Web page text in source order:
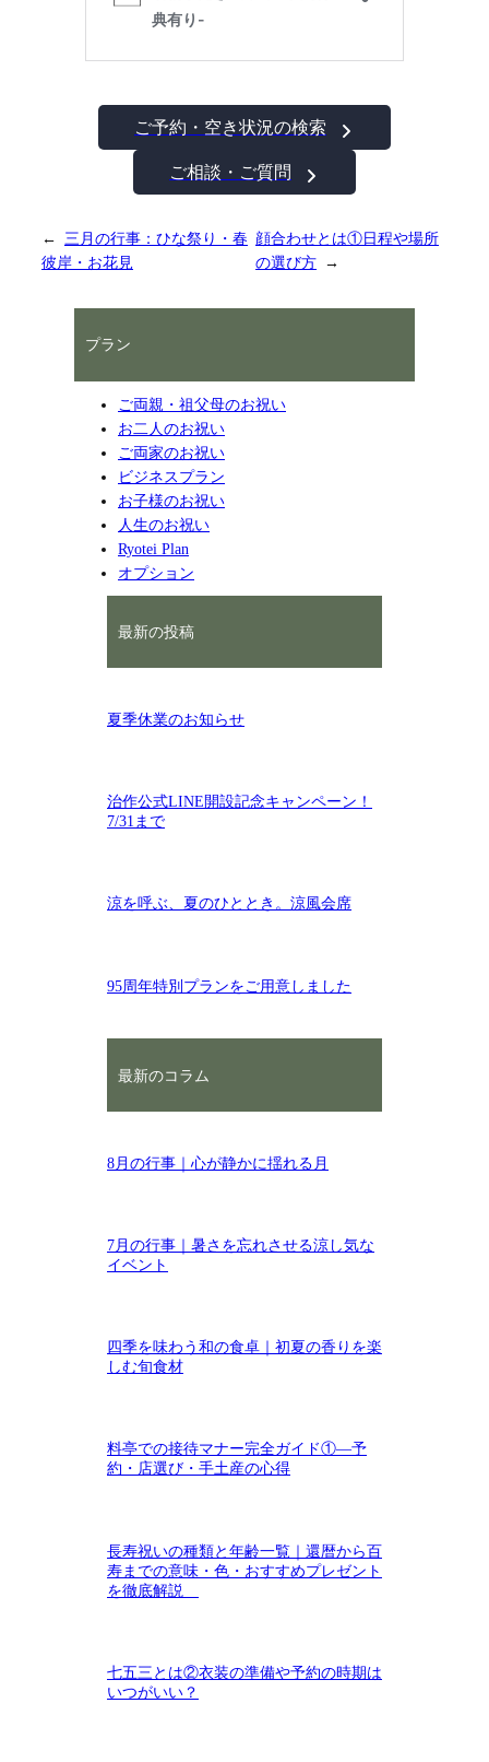
ご予約・空き状況の検索
ご相談・ご質問
← 三月の行事：ひな祭り・春
彼岸・お花見
顔合わせとは①日程や場所
の選び方 →
プラン
ご両親・祖父母のお祝い
お二人のお祝い
ご両家のお祝い
ビジネスプラン
お子様のお祝い
人生のお祝い
Ryotei Plan
オプション
最新の投稿
夏季休業のお知らせ
治作公式LINE開設記念キャンペーン！
7/31まで
涼を呼ぶ、夏のひととき。涼風会席
95周年特別プランをご用意しました
最新のコラム
8月の行事｜心が静かに揺れる月
7月の行事｜暑さを忘れさせる涼し気な
イベント
四季を味わう和の食卓｜初夏の香りを楽
しむ旬食材
料亭での接待マナー完全ガイド①―予
約・店選び・手土産の心得
長寿祝いの種類と年齢一覧｜還暦から百
寿までの意味・色・おすすめプレゼント
を徹底解説
七五三とは②衣装の準備や予約の時期は
いつがいい？